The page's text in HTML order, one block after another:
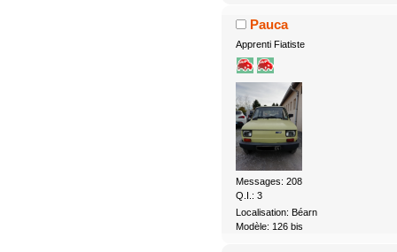
Pauca
Apprenti Fiatiste
Messages: 208
Q.I.: 3
Localisation: Béarn
Modèle: 126 bis